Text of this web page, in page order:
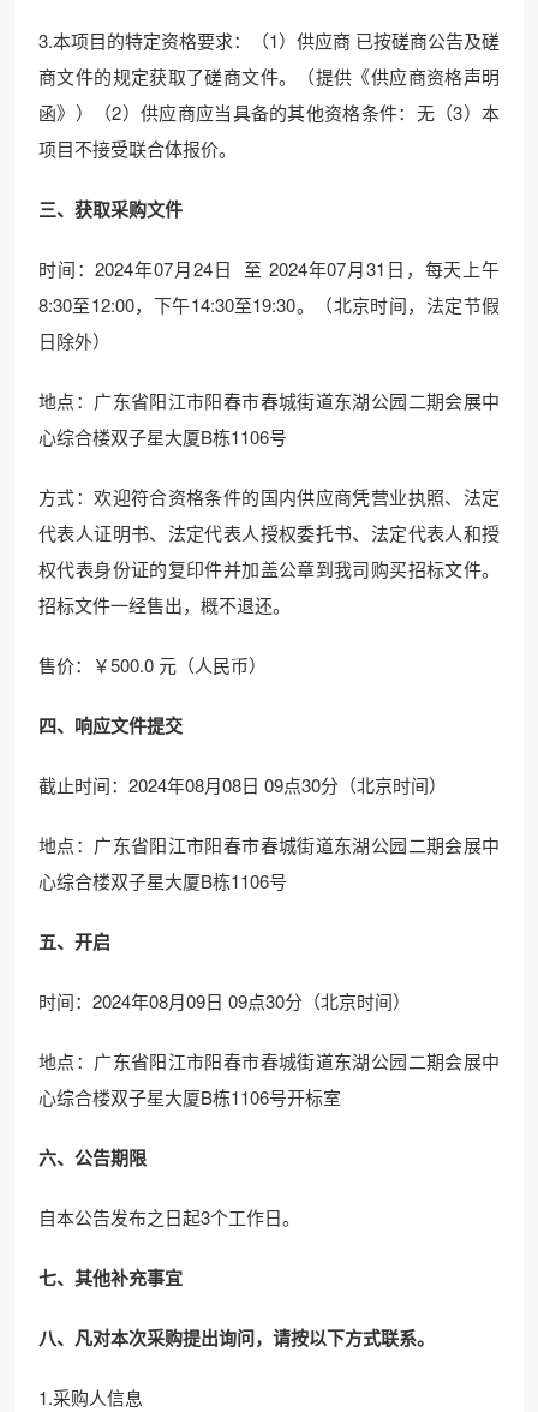
3.本项目的特定资格要求：（1）供应商 已按磋商公告及磋
商文件的规定获取了磋商文件。（提供《供应商资格声明
函》）（2）供应商应当具备的其他资格条件：无（3）本
项目不接受联合体报价。
三、获取采购文件
时间：2024年07月24日 至 2024年07月31日，每天上午
8:30至12:00，下午14:30至19:30。（北京时间，法定节假
日除外）
地点：广东省阳江市阳春市春城街道东湖公园二期会展中
心综合楼双子星大厦B栋1106号
方式：欢迎符合资格条件的国内供应商凭营业执照、法定
代表人证明书、法定代表人授权委托书、法定代表人和授
权代表身份证的复印件并加盖公章到我司购买招标文件。
招标文件一经售出，概不退还。
售价：￥500.0 元（人民币）
四、响应文件提交
截止时间：2024年08月08日 09点30分（北京时间）
地点：广东省阳江市阳春市春城街道东湖公园二期会展中
心综合楼双子星大厦B栋1106号
五、开启
时间：2024年08月09日 09点30分（北京时间）
地点：广东省阳江市阳春市春城街道东湖公园二期会展中
心综合楼双子星大厦B栋1106号开标室
六、公告期限
自本公告发布之日起3个工作日。
七、其他补充事宜
八、凡对本次采购提出询问，请按以下方式联系。
1.采购人信息